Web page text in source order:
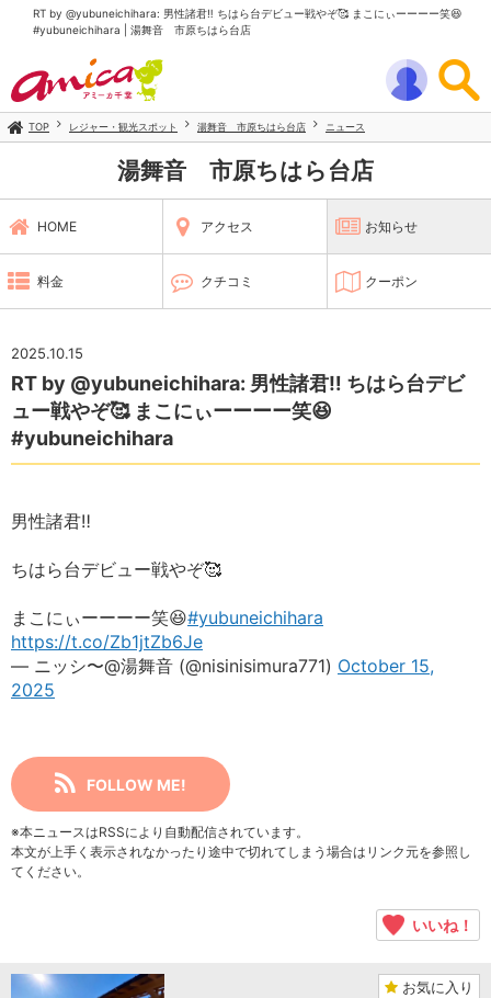
RT by @yubuneichihara: 男性諸君‼️ ちはら台デビュー戦やぞ🥰 まこにぃーーーー笑😆
#yubuneichihara | 湯舞音 市原ちはら台店
TOP レジャー・観光スポット 湯舞音 市原ちはら台店 ニュース
湯舞音 市原ちはら台店
HOME アクセス お知らせ
料金 クチコミ クーポン
2025.10.15
RT by @yubuneichihara: 男性諸君‼️ ちはら台デビ
ュー戦やぞ🥰 まこにぃーーーー笑😆
#yubuneichihara
男性諸君‼️
ちはら台デビュー戦やぞ🥰
まこにぃーーーー笑😆#yubuneichihara
https://t.co/Zb1jtZb6Je
— ニッシ〜@湯舞音 (@nisinisimura771) October 15,
2025
FOLLOW ME!
※本ニュースはRSSにより自動配信されています。
本文が上手く表示されなかったり途中で切れてしまう場合はリンク元を参照し
てください。
いいね！
お気に入り